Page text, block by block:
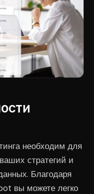
необходим для
стратегий и
Благодаря
вы можете легко